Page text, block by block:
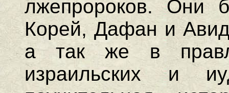
лжепророков.
Корей, Дафан и
а так же в
израильских и